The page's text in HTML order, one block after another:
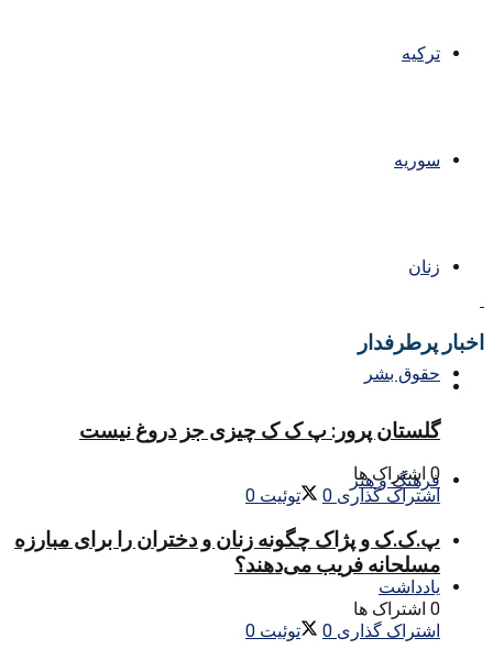
ترکیه
سوریه
زنان
حقوق بشر
فرهنگ و هنر
یادداشت
اخبار پرطرفدار
گلستان پرور: پ ک ک چیزی جز دروغ نیست
0 اشتراک ها
اشتراک گذاری 0 توئیت 0
پ.ک.ک و پژاک چگونه زنان و دختران را برای مبارزه
مسلحانه فریب می‌دهند؟
0 اشتراک ها
اشتراک گذاری 0 توئیت 0